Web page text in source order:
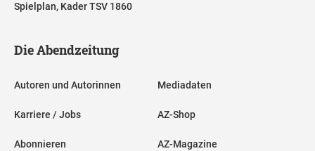
Spielplan, Kader TSV 1860
Die Abendzeitung
Autoren und Autorinnen
Karriere / Jobs
Abonnieren
Mediadaten
AZ-Shop
AZ-Magazine